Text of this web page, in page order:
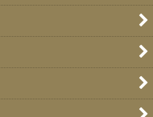
エッグヘッドクライ